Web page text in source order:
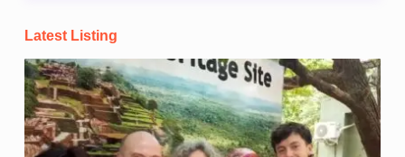
Latest Listing